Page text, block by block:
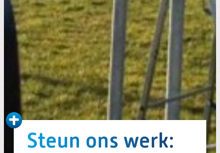
Steun ons werk: